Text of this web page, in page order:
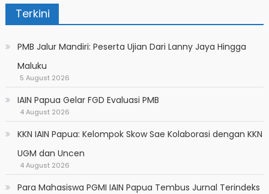
Terkini
PMB Jalur Mandiri: Peserta Ujian Dari Lanny Jaya Hingga
Maluku
5 August 2026
IAIN Papua Gelar FGD Evaluasi PMB
4 August 2026
KKN IAIN Papua: Kelompok Skow Sae Kolaborasi dengan KKN
UGM dan Uncen
4 August 2026
Para Mahasiswa PGMI IAIN Papua Tembus Jurnal Terindeks